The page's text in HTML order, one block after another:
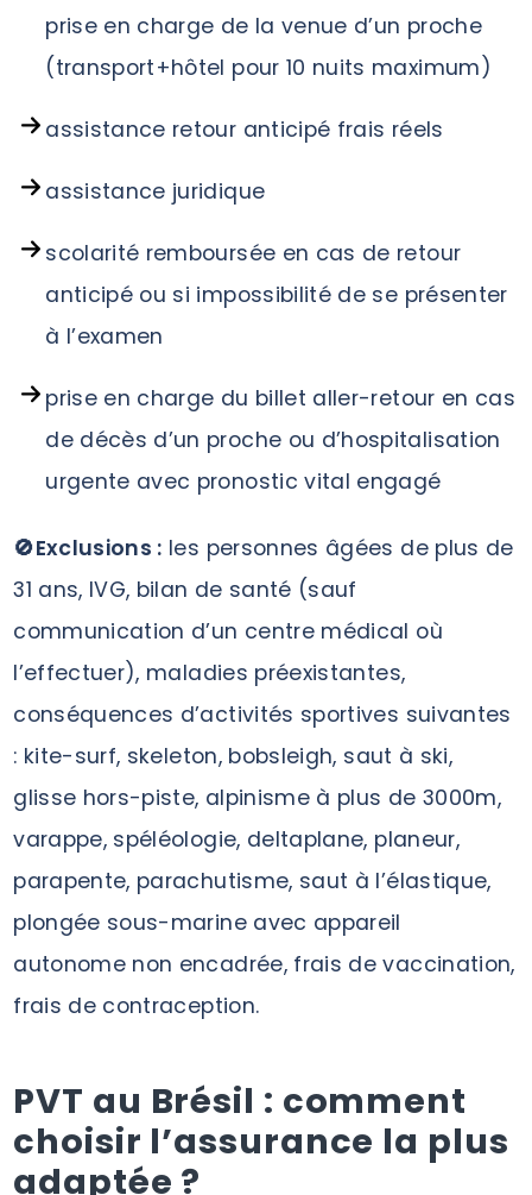
prise en charge de la venue d’un proche
(transport+hôtel pour 10 nuits maximum)
assistance retour anticipé frais réels
assistance juridique
scolarité remboursée en cas de retour
anticipé ou si impossibilité de se présenter
à l’examen
prise en charge du billet aller-retour en cas
de décès d’un proche ou d’hospitalisation
urgente avec pronostic vital engagé
🚫Exclusions : les personnes âgées de plus de
31 ans, IVG, bilan de santé (sauf
communication d’un centre médical où
l’effectuer), maladies préexistantes,
conséquences d’activités sportives suivantes
: kite-surf, skeleton, bobsleigh, saut à ski,
glisse hors-piste, alpinisme à plus de 3000m,
varappe, spéléologie, deltaplane, planeur,
parapente, parachutisme, saut à l’élastique,
plongée sous-marine avec appareil
autonome non encadrée, frais de vaccination,
frais de contraception.
PVT au Brésil : comment
choisir l’assurance la plus
adaptée ?